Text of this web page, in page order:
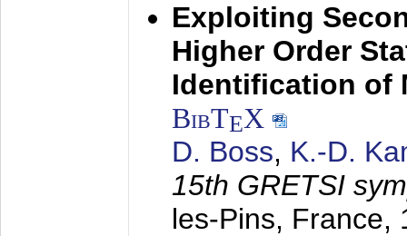
Exploiting
Higher Order
Identification of
BibTEX
D. Boss, K.-D.
15th GRETSI
les-Pins, France,